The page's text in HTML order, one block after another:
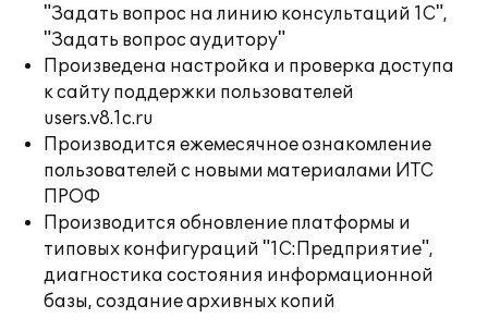
"Задать вопрос на линию консультаций 1С",
"Задать вопрос аудитору"
Произведена настройка и проверка доступа
к сайту поддержки пользователей
users.v8.1c.ru
Производится ежемесячное ознакомление
пользователей с новыми материалами ИТС
ПРОФ
Производится обновление платформы и
типовых конфигураций "1С:Предприятие",
диагностика состояния информационной
базы, создание архивных копий